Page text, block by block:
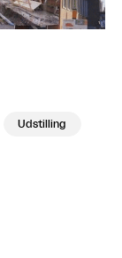
Udstilling